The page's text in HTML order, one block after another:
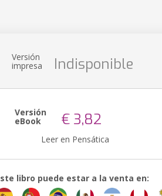
Versión
impresa Indisponible
Versión
eBook € 3,82
Leer en Pensática
libro puede estar a la venta en: